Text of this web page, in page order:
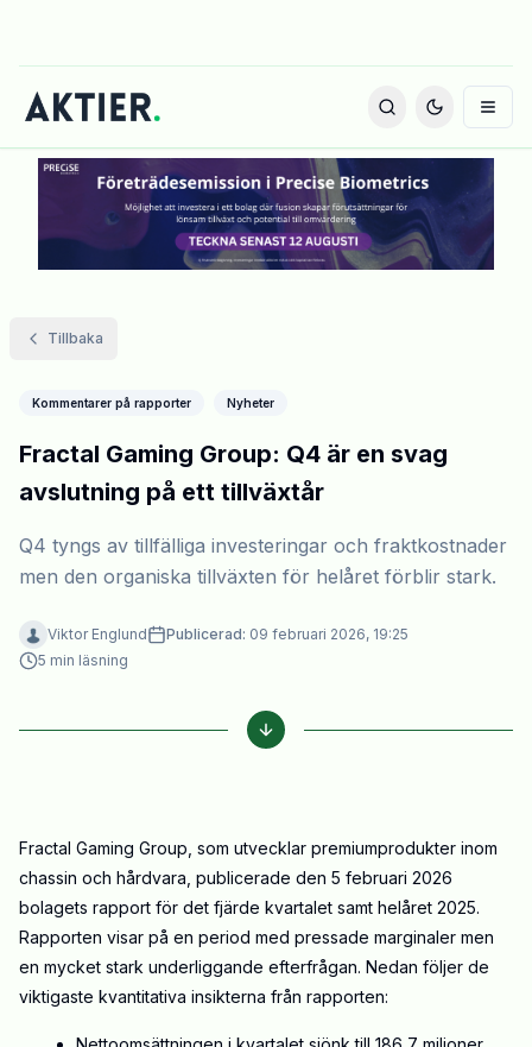
Tillbaka
Kommentarer på rapporter Nyheter
Fractal Gaming Group: Q4 är en svag
avslutning på ett tillväxtår
Q4 tyngs av tillfälliga investeringar och fraktkostnader
men den organiska tillväxten för helåret förblir stark.
Viktor Englund Publicerad: 09 februari 2026, 19:25
5 min läsning
Fractal Gaming Group, som utvecklar premiumprodukter inom
chassin och hårdvara, publicerade den 5 februari 2026
bolagets rapport för det fjärde kvartalet samt helåret 2025.
Rapporten visar på en period med pressade marginaler men
en mycket stark underliggande efterfrågan. Nedan följer de
viktigaste kvantitativa insikterna från rapporten: